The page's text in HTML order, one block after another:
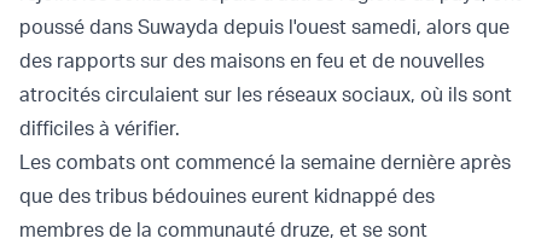
poussé dans Suwayda depuis l'ouest samedi, alors que
des rapports sur des maisons en feu et de nouvelles
atrocités circulaient sur les réseaux sociaux, où ils sont
difficiles à vérifier.
Les combats ont commencé la semaine dernière après
que des tribus bédouines eurent kidnappé des
membres de la communauté druze, et se sont